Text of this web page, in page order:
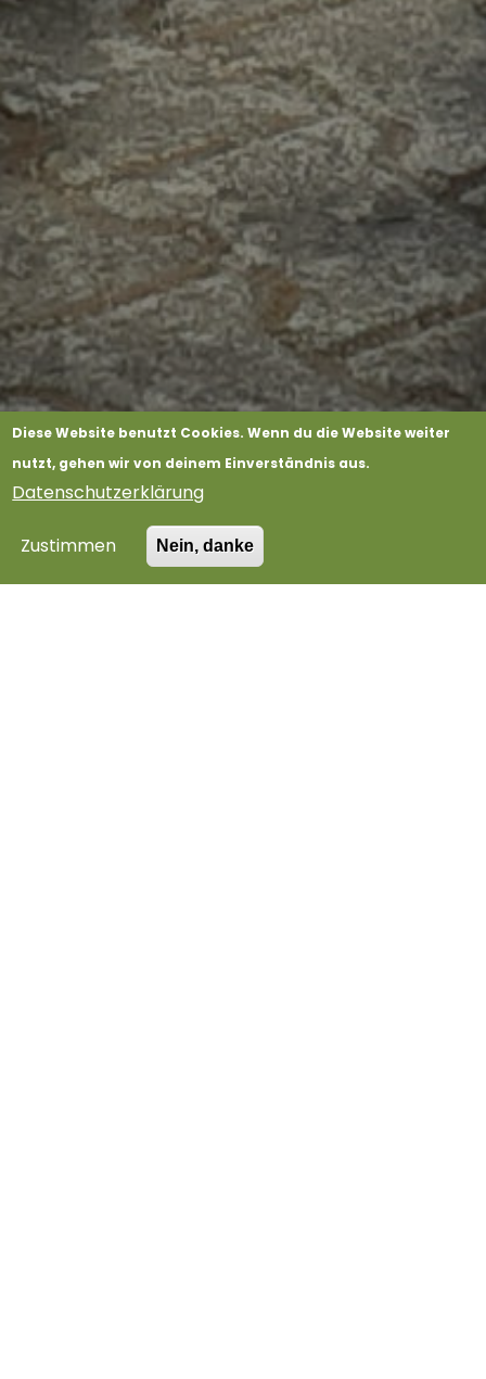
02
Diese Website benutzt Cookies. Wenn du die Website weiter
nutzt, gehen wir von deinem Einverständnis aus.
Datenschutzerklärung
Zustimmen Nein, danke